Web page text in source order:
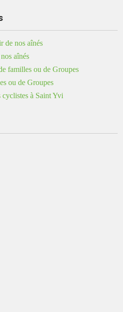
de nos aînés
aînés
familles ou de Groupes
ou de Groupes
cyclistes à Saint Yvi